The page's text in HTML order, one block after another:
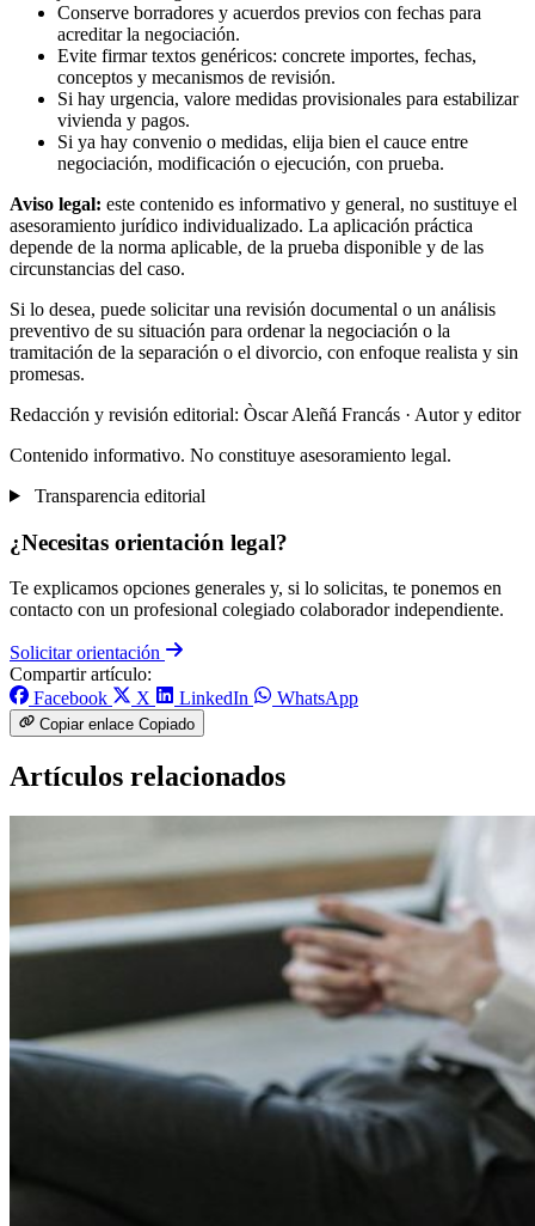
Conserve borradores y acuerdos previos con fechas para
acreditar la negociación.
Evite firmar textos genéricos: concrete importes, fechas,
conceptos y mecanismos de revisión.
Si hay urgencia, valore medidas provisionales para estabilizar
vivienda y pagos.
Si ya hay convenio o medidas, elija bien el cauce entre
negociación, modificación o ejecución, con prueba.
Aviso legal: este contenido es informativo y general, no sustituye el
asesoramiento jurídico individualizado. La aplicación práctica
depende de la norma aplicable, de la prueba disponible y de las
circunstancias del caso.
Si lo desea, puede solicitar una revisión documental o un análisis
preventivo de su situación para ordenar la negociación o la
tramitación de la separación o el divorcio, con enfoque realista y sin
promesas.
Redacción y revisión editorial: Òscar Aleñá Francás · Autor y editor
Contenido informativo. No constituye asesoramiento legal.
Transparencia editorial
¿Necesitas orientación legal?
Te explicamos opciones generales y, si lo solicitas, te ponemos en
contacto con un profesional colegiado colaborador independiente.
Solicitar orientación
Compartir artículo:
Facebook
X LinkedIn WhatsApp
Copiar enlace Copiado
Artículos relacionados